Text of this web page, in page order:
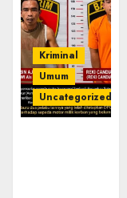
Kriminal
Umum
Uncategorized